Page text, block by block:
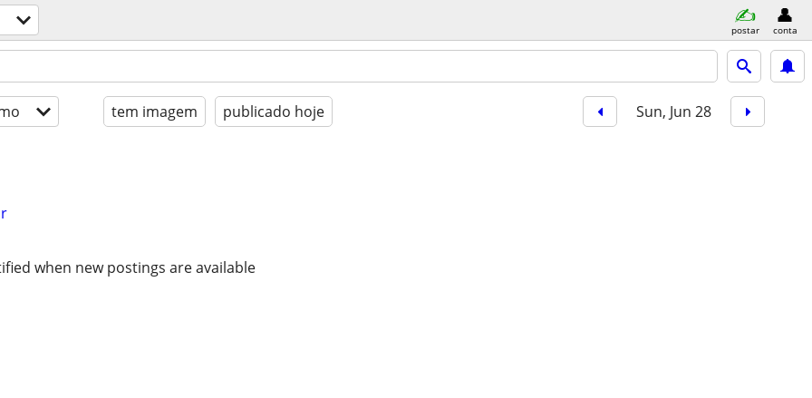
postar conta
tem imagem publicado hoje Sun, Jun 28
when new postings are available